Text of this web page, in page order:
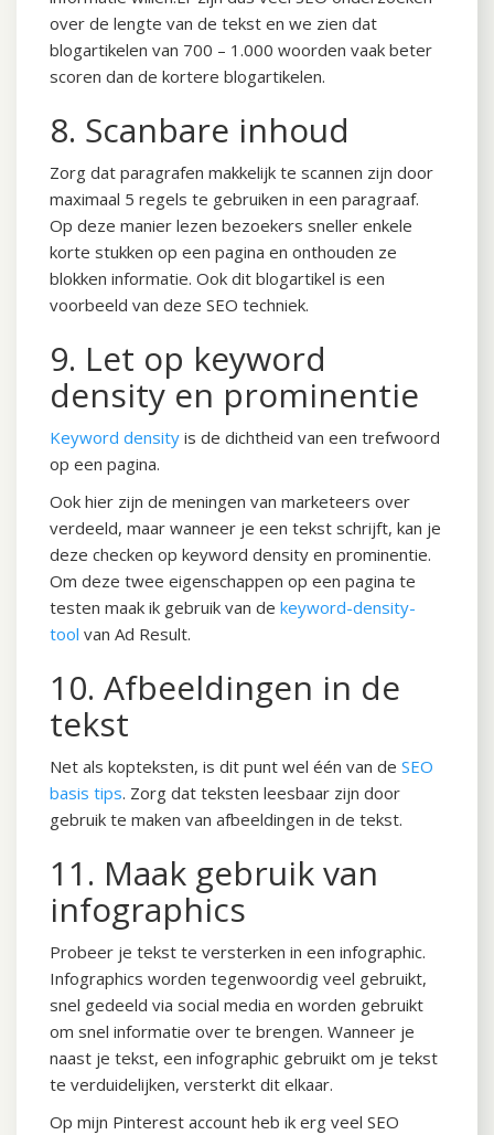
over de lengte van de tekst en we zien dat
blogartikelen van 700 – 1.000 woorden vaak beter
scoren dan de kortere blogartikelen.
8. Scanbare inhoud
Zorg dat paragrafen makkelijk te scannen zijn door
maximaal 5 regels te gebruiken in een paragraaf.
Op deze manier lezen bezoekers sneller enkele
korte stukken op een pagina en onthouden ze
blokken informatie. Ook dit blogartikel is een
voorbeeld van deze SEO techniek.
9. Let op keyword
density en prominentie
Keyword density is de dichtheid van een trefwoord
op een pagina.
Ook hier zijn de meningen van marketeers over
verdeeld, maar wanneer je een tekst schrijft, kan je
deze checken op keyword density en prominentie.
Om deze twee eigenschappen op een pagina te
testen maak ik gebruik van de keyword-density-
tool van Ad Result.
10. Afbeeldingen in de
tekst
Net als kopteksten, is dit punt wel één van de SEO
basis tips. Zorg dat teksten leesbaar zijn door
gebruik te maken van afbeeldingen in de tekst.
11. Maak gebruik van
infographics
Probeer je tekst te versterken in een infographic.
Infographics worden tegenwoordig veel gebruikt,
snel gedeeld via social media en worden gebruikt
om snel informatie over te brengen. Wanneer je
naast je tekst, een infographic gebruikt om je tekst
te verduidelijken, versterkt dit elkaar.
Op mijn Pinterest account heb ik erg veel SEO